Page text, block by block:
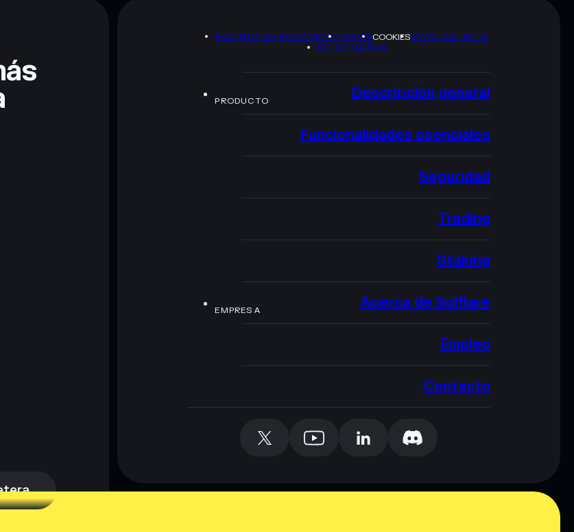
POLÍTICA DE PRIVACIDADTERMSCOOKIESMAPA DEL SITIO
KIT DE MARCA
PRODUCTO Descripción general
Funcionalidades esenciales
Seguridad
Trading
Staking
EMPRESA Acerca de Solflare
Empleo
Contacto